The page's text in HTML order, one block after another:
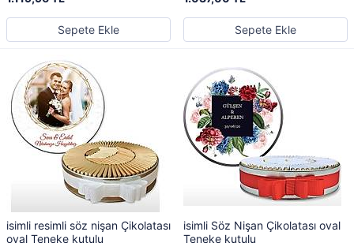
Sepete Ekle Sepete Ekle
isimli resimli söz nişan Çikolatası
oval Teneke kutulu
isimli Söz Nişan Çikolatası oval
Teneke kutulu